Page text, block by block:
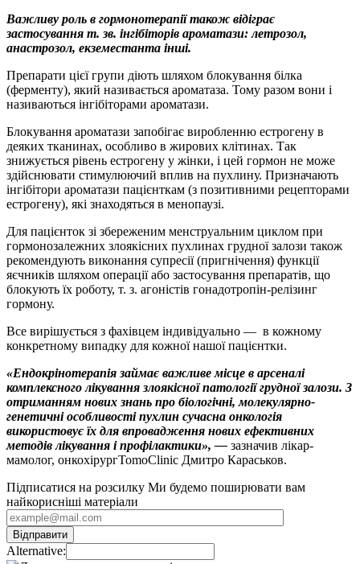
Важливу роль в гормонотерапії також відіграє
застосування т. зв. інгібіторів ароматази: летрозол,
анастрозол, екземестанта інші.
Препарати цієї групи діють шляхом блокування білка
(ферменту), який називається ароматаза. Тому разом вони і
називаються інгібіторами ароматази.
Блокування ароматази запобігає виробленню естрогену в
деяких тканинах, особливо в жирових клітинах. Так
знижується рівень естрогену у жінки, і цей гормон не може
здійснювати стимулюючий вплив на пухлину. Призначають
інгібітори ароматази пацієнткам (з позитивними рецепторами
естрогену), які знаходяться в менопаузі.
Для пацієнток зі збереженим менструальним циклом при
гормонозалежних злоякісних пухлинах грудної залози також
рекомендують виконання супресії (пригнічення) функції
яєчників шляхом операції або застосування препаратів, що
блокують їх роботу, т. з. агоністів гонадотропін-релізинг
гормону.
Все вирішується з фахівцем індивідуально — в кожному
конкретному випадку для кожної нашої пацієнтки.
«Ендокрінотерапія займає важливе місце в арсеналі
комплексного лікування злоякісної патології грудної залози. З
отриманням нових знань про біологічні, молекулярно-
генетичні особливості пухлин сучасна онкологія
використовує їх для впровадження нових ефективних
методів лікування і профілактики», — зазначив лікар-
мамолог, онкохірургTomoClinic Дмитро Караськов.
Підписатися на розсилку Ми будемо поширювати вам
найкорисніші матеріали
Alternative: